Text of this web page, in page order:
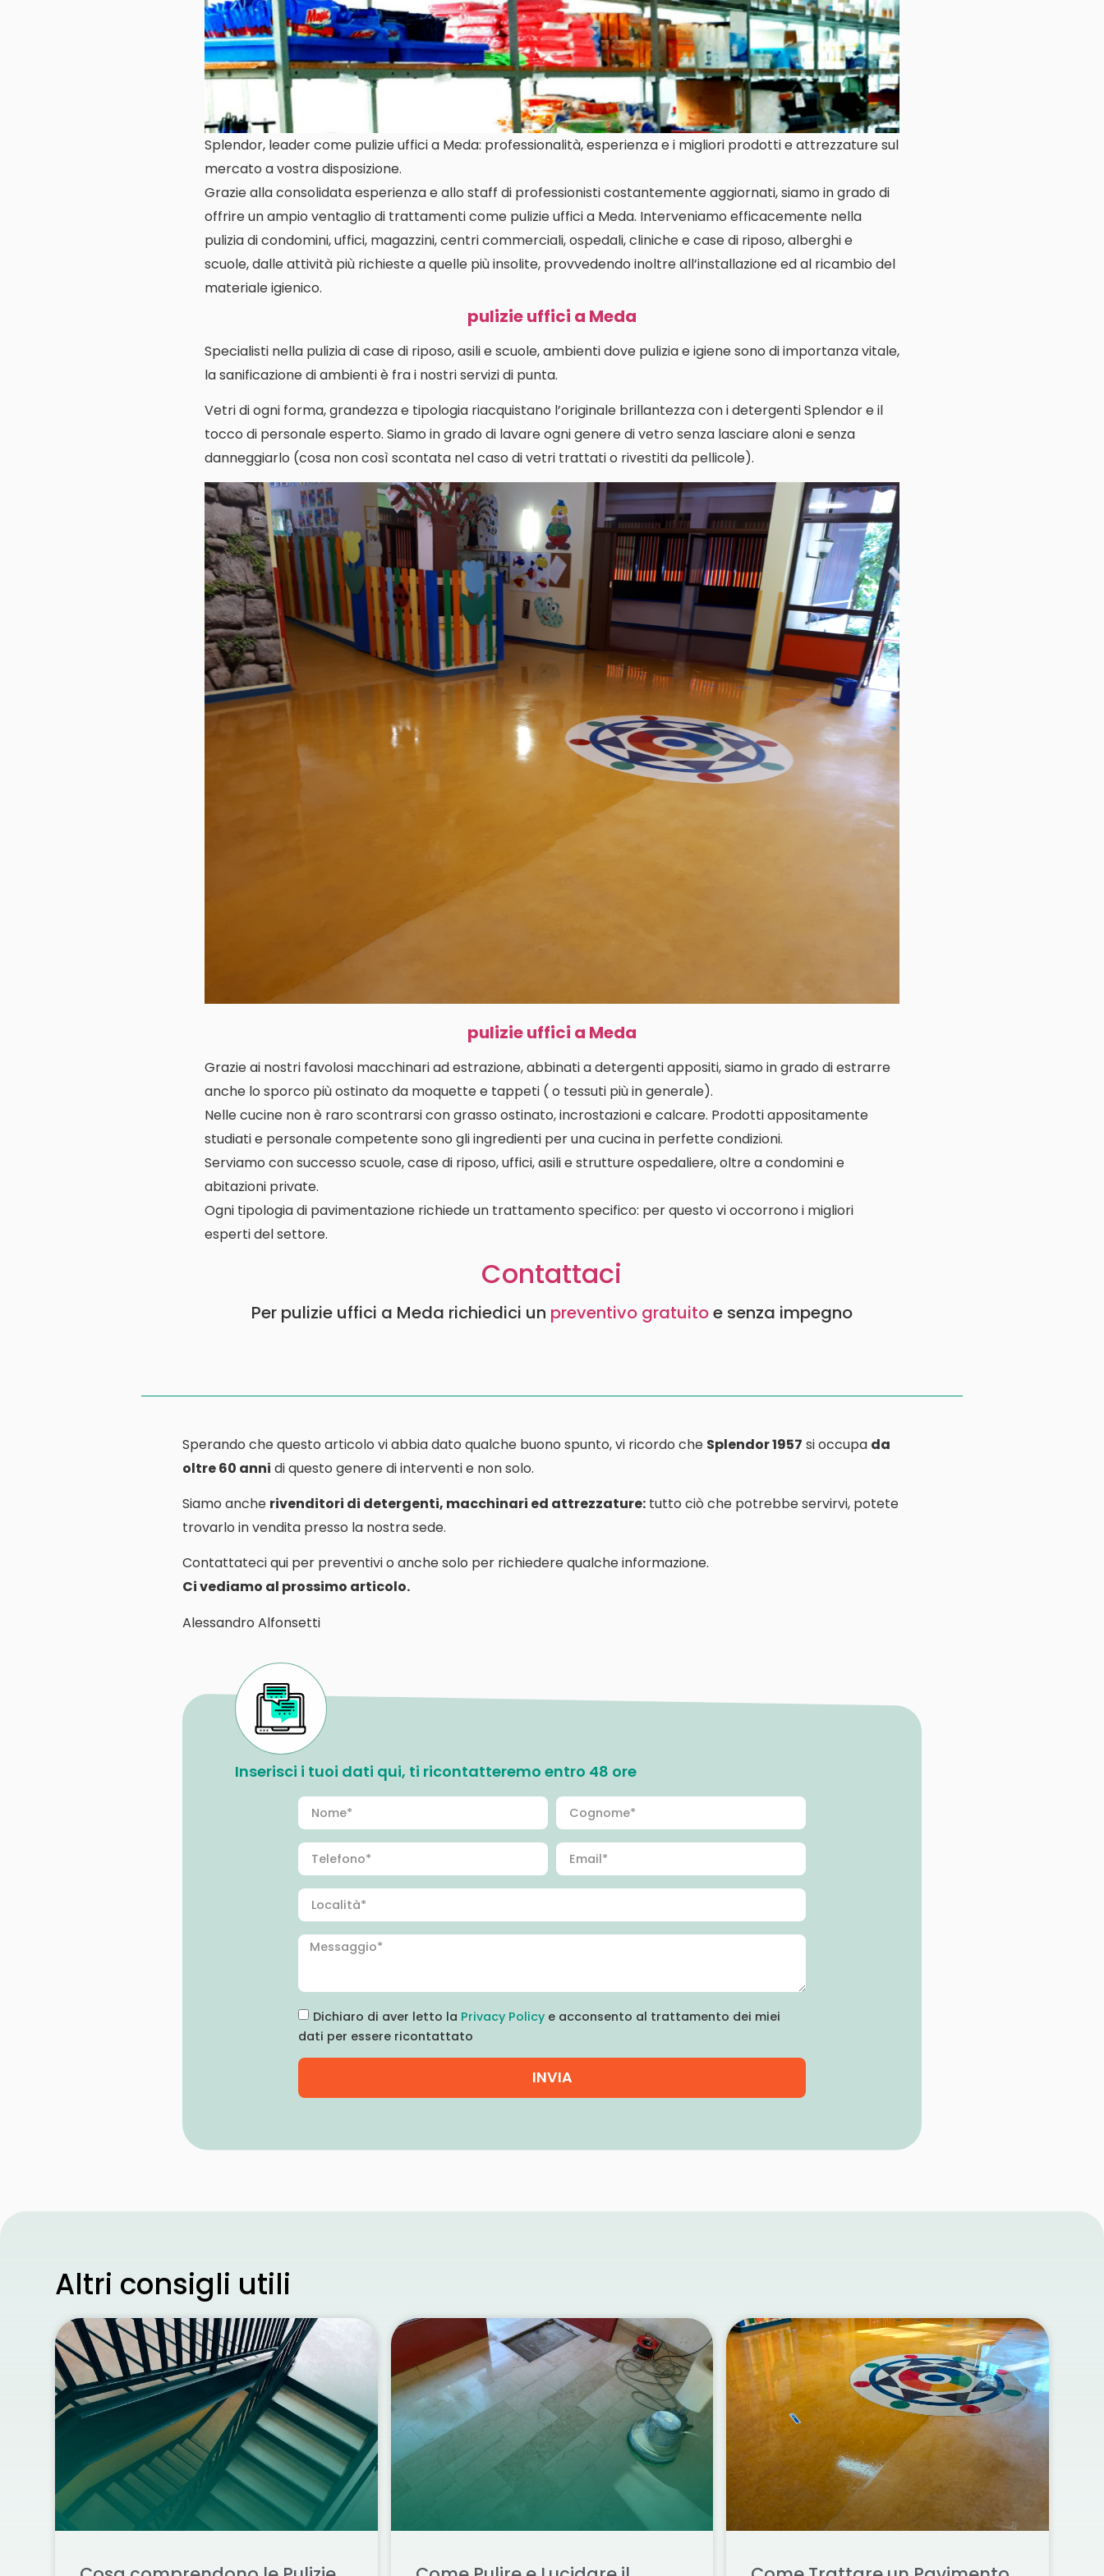
Splendor, leader come pulizie uffici a Meda: professionalità, esperienza e i migliori prodotti e attrezzature sul
mercato a vostra disposizione.
Grazie alla consolidata esperienza e allo staff di professionisti costantemente aggiornati, siamo in grado di
offrire un ampio ventaglio di trattamenti come pulizie uffici a Meda. Interveniamo efficacemente nella
pulizia di condomini, uffici, magazzini, centri commerciali, ospedali, cliniche e case di riposo, alberghi e
scuole, dalle attività più richieste a quelle più insolite, provvedendo inoltre all’installazione ed al ricambio del
materiale igienico.
pulizie uffici a Meda
Specialisti nella pulizia di case di riposo, asili e scuole, ambienti dove pulizia e igiene sono di importanza vitale,
la sanificazione di ambienti è fra i nostri servizi di punta.
Vetri di ogni forma, grandezza e tipologia riacquistano l’originale brillantezza con i detergenti Splendor e il
tocco di personale esperto. Siamo in grado di lavare ogni genere di vetro senza lasciare aloni e senza
danneggiarlo (cosa non così scontata nel caso di vetri trattati o rivestiti da pellicole).
pulizie uffici a Meda
Grazie ai nostri favolosi macchinari ad estrazione, abbinati a detergenti appositi, siamo in grado di estrarre
anche lo sporco più ostinato da moquette e tappeti ( o tessuti più in generale).
Nelle cucine non è raro scontrarsi con grasso ostinato, incrostazioni e calcare. Prodotti appositamente
studiati e personale competente sono gli ingredienti per una cucina in perfette condizioni.
Serviamo con successo scuole, case di riposo, uffici, asili e strutture ospedaliere, oltre a condomini e
abitazioni private.
Ogni tipologia di pavimentazione richiede un trattamento specifico: per questo vi occorrono i migliori
esperti del settore.
Contattaci
Per pulizie uffici a Meda richiedici un preventivo gratuitoe senza impegno
Sperando che questo articolo vi abbia dato qualche buono spunto, vi ricordo che Splendor 1957 si occupa da
oltre 60 anni di questo genere di interventi e non solo.
Siamo anche rivenditori di detergenti, macchinari ed attrezzature: tutto ciò che potrebbe servirvi, potete
trovarlo in vendita presso la nostra sede.
Contattateci qui per preventivi o anche solo per richiedere qualche informazione.
Ci vediamo al prossimo articolo.
Alessandro Alfonsetti
Inserisci i tuoi dati qui, ti ricontatteremo entro 48 ore
Dichiaro di aver letto la Privacy Policy e acconsento al trattamento dei miei
dati per essere ricontattato
INVIA
Altri consigli utili